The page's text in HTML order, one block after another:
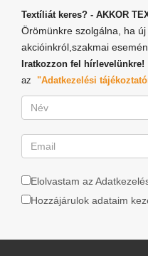
Textíliát keres? - AKKOR
Örömünkre szolgálna, ha
akcióinkról,szakmai
Iratkozzon fel hírlevelünkre!
az "Adatkezelési
Elolvastam az
Hozzájárulok adataim